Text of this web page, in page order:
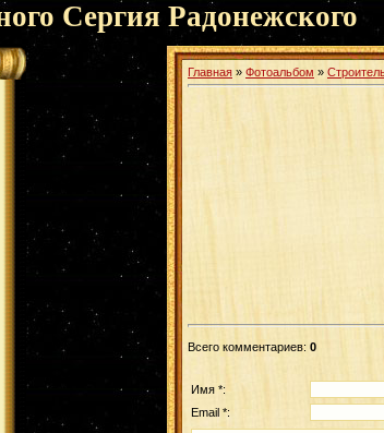
Сергия Радонежского
Главная » Фотоальбом »
Всего комментариев: 0
Имя *:
Email *: